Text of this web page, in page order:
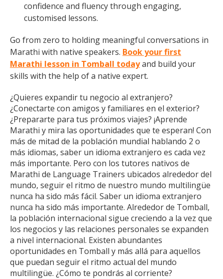
confidence and fluency through engaging,
customised lessons.
Go from zero to holding meaningful conversations in
Marathi with native speakers. Book your first
Marathi lesson in Tomball todayand build your
skills with the help of a native expert.
¿Quieres expandir tu negocio al extranjero?
¿Conectarte con amigos y familiares en el exterior?
¿Prepararte para tus próximos viajes? ¡Aprende
Marathi y mira las oportunidades que te esperan! Con
más de mitad de la población mundial hablando 2 o
más idiomas, saber un idioma extranjero es cada vez
más importante. Pero con los tutores nativos de
Marathi de Language Trainers ubicados alrededor del
mundo, seguir el ritmo de nuestro mundo multilingüe
nunca ha sido más fácil. Saber un idioma extranjero
nunca ha sido más importante. Alrededor de Tomball,
la población internacional sigue creciendo a la vez que
los negocios y las relaciones personales se expanden
a nivel internacional. Existen abundantes
oportunidades en Tomball y más allá para aquellos
que puedan seguir el ritmo actual del mundo
multilingüe. ¿Cómo te pondrás al corriente?